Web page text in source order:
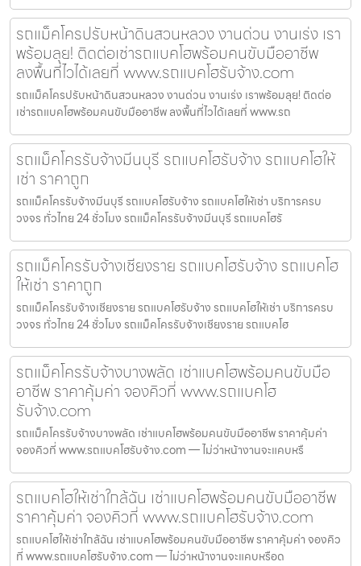
รถแม็คโครปรับหน้าดินสวนหลวง งานด่วน งานเร่ง เรา
พร้อมลุย! ติดต่อเช่ารถแบคโฮพร้อมคนขับมืออาชีพ
ลงพื้นที่ไวได้เลยที่ www.รถแบคโฮรับจ้าง.com
รถแม็คโครปรับหน้าดินสวนหลวง งานด่วน งานเร่ง เราพร้อมลุย! ติดต่อ
เช่ารถแบคโฮพร้อมคนขับมืออาชีพ ลงพื้นที่ไวได้เลยที่ www.รถ
รถแม็คโครรับจ้างมีนบุรี รถแบคโฮรับจ้าง รถแบคโฮให้
เช่า ราคาถูก
รถแม็คโครรับจ้างมีนบุรี รถแบคโฮรับจ้าง รถแบคโฮให้เช่า บริการครบ
วงจร ทั่วไทย 24 ชั่วโมง รถแม็คโครรับจ้างมีนบุรี รถแบคโฮรั
รถแม็คโครรับจ้างเชียงราย รถแบคโฮรับจ้าง รถแบคโฮ
ให้เช่า ราคาถูก
รถแม็คโครรับจ้างเชียงราย รถแบคโฮรับจ้าง รถแบคโฮให้เช่า บริการครบ
วงจร ทั่วไทย 24 ชั่วโมง รถแม็คโครรับจ้างเชียงราย รถแบคโฮ
รถแม็คโครรับจ้างบางพลัด เช่าแบคโฮพร้อมคนขับมือ
อาชีพ ราคาคุ้มค่า จองคิวที่ www.รถแบคโฮ
รับจ้าง.com
รถแม็คโครรับจ้างบางพลัด เช่าแบคโฮพร้อมคนขับมืออาชีพ ราคาคุ้มค่า
จองคิวที่ www.รถแบคโฮรับจ้าง.com — ไม่ว่าหน้างานจะแคบหรื
รถแบคโฮให้เช่าใกล้ฉัน เช่าแบคโฮพร้อมคนขับมืออาชีพ
ราคาคุ้มค่า จองคิวที่ www.รถแบคโฮรับจ้าง.com
รถแบคโฮให้เช่าใกล้ฉัน เช่าแบคโฮพร้อมคนขับมืออาชีพ ราคาคุ้มค่า จองคิว
ที่ www.รถแบคโฮรับจ้าง.com — ไม่ว่าหน้างานจะแคบหรือด